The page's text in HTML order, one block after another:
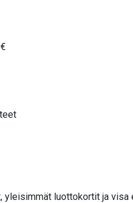
yleisimmät luottokortit ja visa